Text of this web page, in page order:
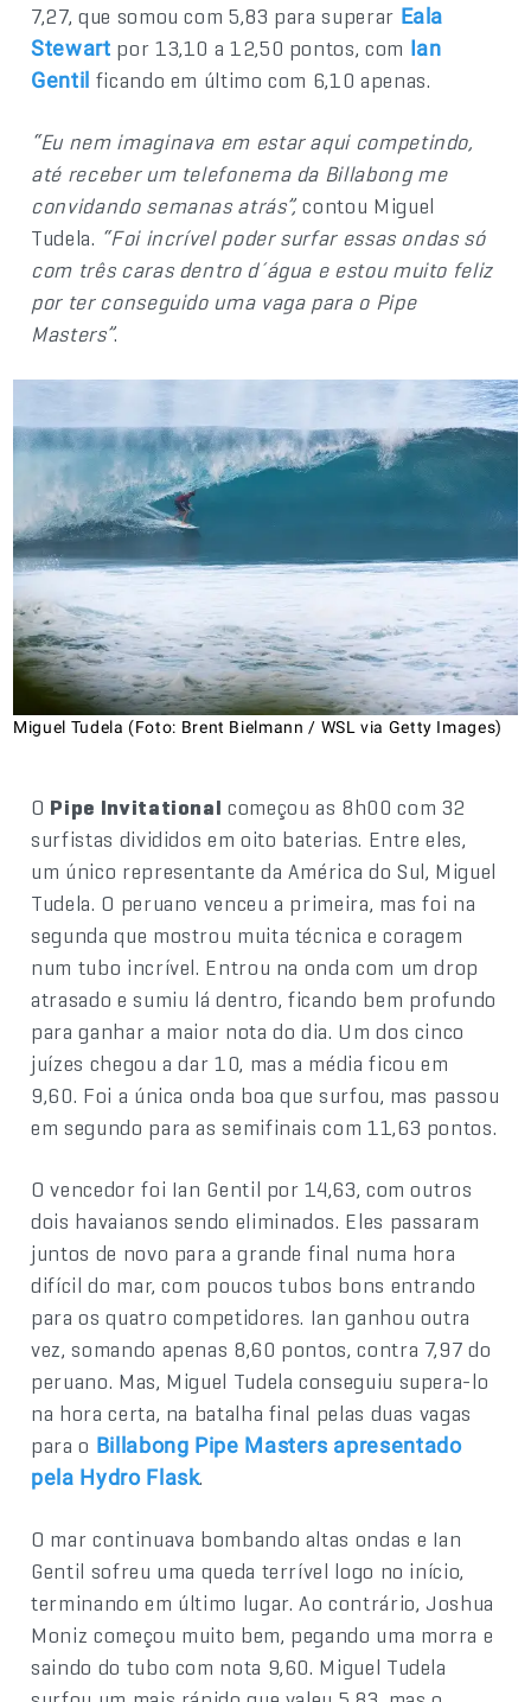
7,27, que somou com 5,83 para superar Eala
Stewart por 13,10 a 12,50 pontos, com Ian
Gentil ficando em último com 6,10 apenas.
“Eu nem imaginava em estar aqui competindo,
até receber um telefonema da Billabong me
convidando semanas atrás”,contou Miguel
Tudela. “Foi incrível poder surfar essas ondas só
com três caras dentro d´água e estou muito feliz
por ter conseguido uma vaga para o Pipe
Masters”.
Miguel Tudela (Foto: Brent Bielmann / WSL via Getty Images)
O Pipe Invitational começou as 8h00 com 32
surfistas divididos em oito baterias. Entre eles,
um único representante da América do Sul, Miguel
Tudela. O peruano venceu a primeira, mas foi na
segunda que mostrou muita técnica e coragem
num tubo incrível. Entrou na onda com um drop
atrasado e sumiu lá dentro, ficando bem profundo
para ganhar a maior nota do dia. Um dos cinco
juízes chegou a dar 10, mas a média ficou em
9,60. Foi a única onda boa que surfou, mas passou
em segundo para as semifinais com 11,63 pontos.
O vencedor foi Ian Gentil por 14,63, com outros
dois havaianos sendo eliminados. Eles passaram
juntos de novo para a grande final numa hora
difícil do mar, com poucos tubos bons entrando
para os quatro competidores. Ian ganhou outra
vez, somando apenas 8,60 pontos, contra 7,97 do
peruano. Mas, Miguel Tudela conseguiu supera-lo
na hora certa, na batalha final pelas duas vagas
para o Billabong Pipe Masters apresentado
pela Hydro Flask.
O mar continuava bombando altas ondas e Ian
Gentil sofreu uma queda terrível logo no início,
terminando em último lugar. Ao contrário, Joshua
Moniz começou muito bem, pegando uma morra e
saindo do tubo com nota 9,60. Miguel Tudela